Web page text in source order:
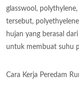
glasswool,
tersebut,
hujan yang berasal
untuk membuat suhu
Cara Kerja Peredam